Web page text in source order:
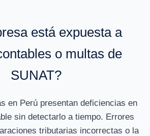
está expuesta a
o multas de
SUNAT?
en Perú presentan deficiencias en
sin detectarlo a tiempo. Errores
tributarias incorrectas o la